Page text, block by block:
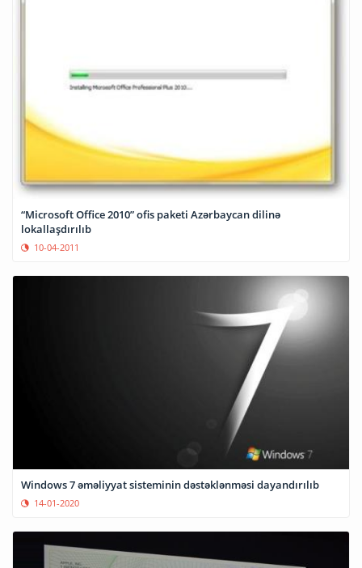
“Microsoft Office 2010” ofis paketi Azərbaycan dilinə
lokallaşdırılıb
10-04-2011
Windows 7 əməliyyat sisteminin dəstəklənməsi dayandırılıb
14-01-2020